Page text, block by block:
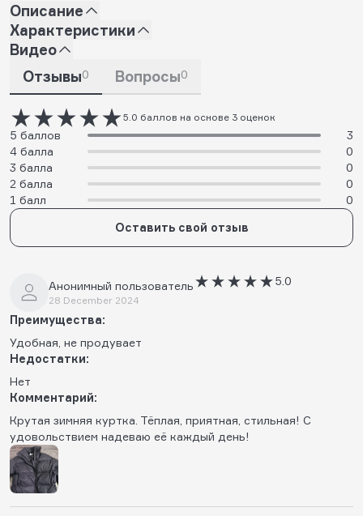
Описание
Характеристики
Видео
Отзывы0 Вопросы0
5.0 баллов на основе 3 оценок
5 баллов
3
4 балла
0
3 балла
0
2 балла
0
1 балл
0
Оставить свой отзыв
Анонимный пользователь
28 December 2024
5.0
Преимущества:
Удобная, не продувает
Недостатки:
Нет
Комментарий:
Крутая зимняя куртка. Тёплая, приятная, стильная! С
удовольствием надеваю её каждый день!